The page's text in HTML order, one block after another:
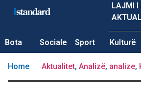
LAJMI I
Bota Sociale Sport Kulturë
Home Aktualitet, Analizë, analize,